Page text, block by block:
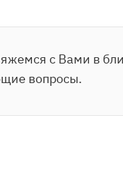
с Вами в
вопросы.